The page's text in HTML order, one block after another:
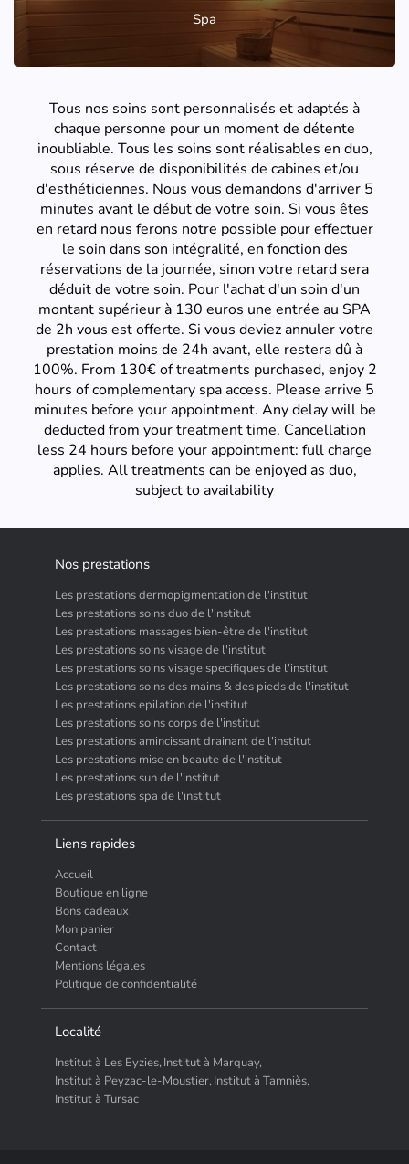
Spa
Tous nos soins sont personnalisés et adaptés à
chaque personne pour un moment de détente
inoubliable. Tous les soins sont réalisables en duo,
sous réserve de disponibilités de cabines et/ou
d'esthéticiennes. Nous vous demandons d'arriver 5
minutes avant le début de votre soin. Si vous êtes
en retard nous ferons notre possible pour effectuer
le soin dans son intégralité, en fonction des
réservations de la journée, sinon votre retard sera
déduit de votre soin. Pour l'achat d'un soin d'un
montant supérieur à 130 euros une entrée au SPA
de 2h vous est offerte. Si vous deviez annuler votre
prestation moins de 24h avant, elle restera dû à
100%. From 130€ of treatments purchased, enjoy 2
hours of complementary spa access. Please arrive 5
minutes before your appointment. Any delay will be
deducted from your treatment time. Cancellation
less 24 hours before your appointment: full charge
applies. All treatments can be enjoyed as duo,
subject to availability
Nos prestations
Les prestations dermopigmentation de l'institut
Les prestations soins duo de l'institut
Les prestations massages bien-être de l'institut
Les prestations soins visage de l'institut
Les prestations soins visage specifiques de l'institut
Les prestations soins des mains & des pieds de l'institut
Les prestations epilation de l'institut
Les prestations soins corps de l'institut
Les prestations amincissant drainant de l'institut
Les prestations mise en beaute de l'institut
Les prestations sun de l'institut
Les prestations spa de l'institut
Liens rapides
Accueil
Boutique en ligne
Bons cadeaux
Mon panier
Contact
Mentions légales
Politique de confidentialité
Localité
Institut à Les Eyzies, Institut à Marquay,
Institut à Peyzac-le-Moustier, Institut à Tamniès,
Institut à Tursac